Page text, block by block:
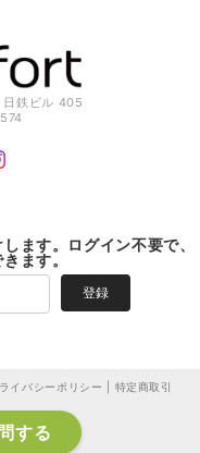
鉄ビル 405
ます。ログイン不要で、
ます。
登録
イバシーポリシー
特定商取引
する